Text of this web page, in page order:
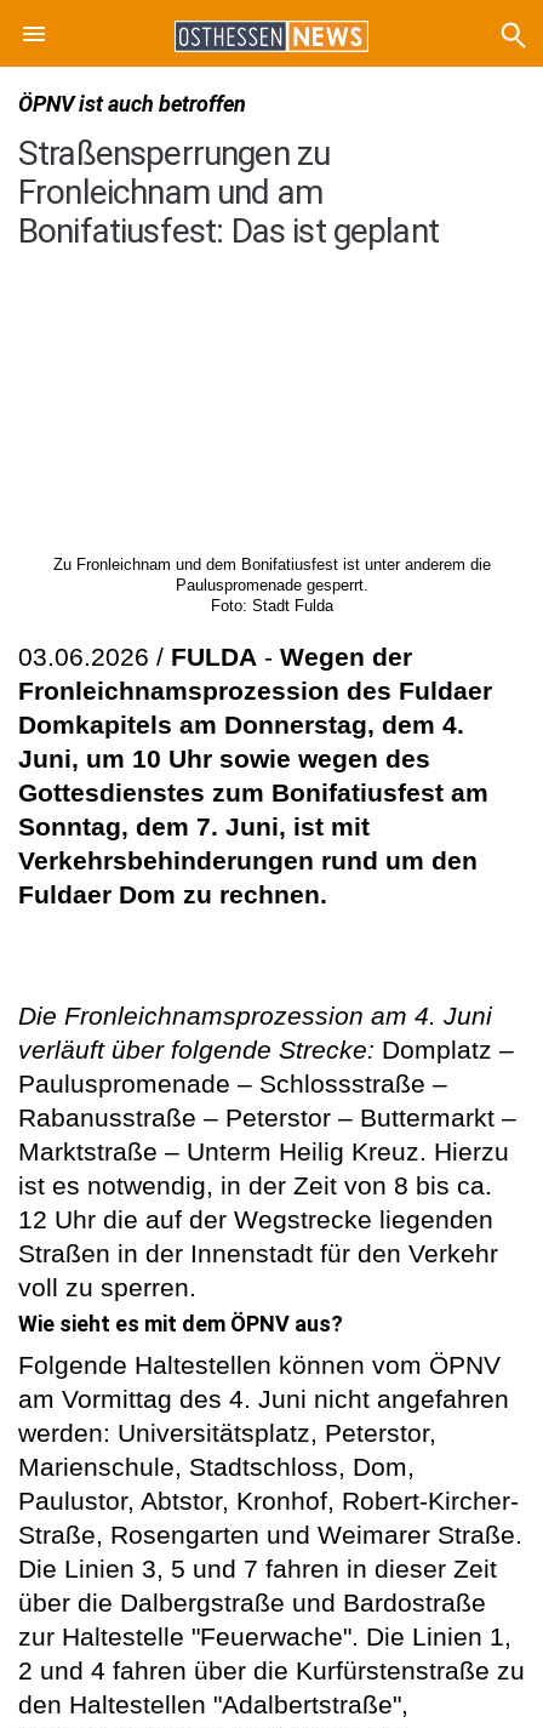
ÖPNV ist auch betroffen
Straßensperrungen zu
Fronleichnam und am
Bonifatiusfest: Das ist geplant
Zu Fronleichnam und dem Bonifatiusfest ist unter anderem die
Pauluspromenade gesperrt.
Foto: Stadt Fulda
03.06.2026 / FULDA - Wegen der
Fronleichnamsprozession des Fuldaer
Domkapitels am Donnerstag, dem 4.
Juni, um 10 Uhr sowie wegen des
Gottesdienstes zum Bonifatiusfest am
Sonntag, dem 7. Juni, ist mit
Verkehrsbehinderungen rund um den
Fuldaer Dom zu rechnen.
Die Fronleichnamsprozession am 4. Juni
verläuft über folgende Strecke: Domplatz –
Pauluspromenade – Schlossstraße –
Rabanusstraße – Peterstor – Buttermarkt –
Marktstraße – Unterm Heilig Kreuz. Hierzu
ist es notwendig, in der Zeit von 8 bis ca.
12 Uhr die auf der Wegstrecke liegenden
Straßen in der Innenstadt für den Verkehr
voll zu sperren.
Wie sieht es mit dem ÖPNV aus?
Folgende Haltestellen können vom ÖPNV
am Vormittag des 4. Juni nicht angefahren
werden: Universitätsplatz, Peterstor,
Marienschule, Stadtschloss, Dom,
Paulustor, Abtstor, Kronhof, Robert-Kircher-
Straße, Rosengarten und Weimarer Straße.
Die Linien 3, 5 und 7 fahren in dieser Zeit
über die Dalbergstraße und Bardostraße
zur Haltestelle "Feuerwache". Die Linien 1,
2 und 4 fahren über die Kurfürstenstraße zu
den Haltestellen "Adalbertstraße",